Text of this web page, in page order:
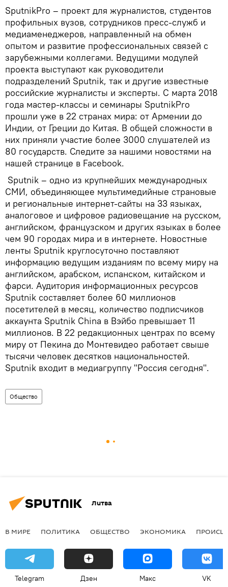
SputnikPro – проект для журналистов, студентов
профильных вузов, сотрудников пресс-служб и
медиаменеджеров, направленный на обмен
опытом и развитие профессиональных связей с
зарубежными коллегами. Ведущими модулей
проекта выступают как руководители
подразделений Sputnik, так и другие известные
российские журналисты и эксперты. С марта 2018
года мастер-классы и семинары SputnikPro
прошли уже в 22 странах мира: от Армении до
Индии, от Греции до Китая. В общей сложности в
них приняли участие более 3000 слушателей из
80 государств. Следите за нашими новостями на
нашей странице в Facebook.
Sputnik – одно из крупнейших международных
СМИ, объединяющее мультимедийные страновые
и региональные интернет-сайты на 33 языках,
аналоговое и цифровое радиовещание на русском,
английском, французском и других языках в более
чем 90 городах мира и в интернете. Новостные
ленты Sputnik круглосуточно поставляют
информацию ведущим изданиям по всему миру на
английском, арабском, испанском, китайском и
фарси. Аудитория информационных ресурсов
Sputnik составляет более 60 миллионов
посетителей в месяц, количество подписчиков
аккаунта Sputnik China в Вэйбо превышает 11
миллионов. В 22 редакционных центрах по всему
миру от Пекина до Монтевидео работает свыше
тысячи человек десятков национальностей.
Sputnik входит в медиагруппу "Россия сегодня".
Общество
Литва
В МИРЕ ПОЛИТИКА ОБЩЕСТВО ЭКОНОМИКА
Telegram Дзен Макс VK